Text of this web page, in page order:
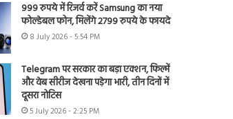
999 रुपये में रिजर्व करें Samsung का नया
फोल्डेबल फोन, मिलेंगे 2799 रुपये के फायदे
8 July 2026 - 5:54 PM
Telegram पर सरकार का बड़ा एक्शन, फिल्में
और वेब सीरीज देखना पड़ेगा भारी, तीन दिनों में
दूसरा नोटिस
5 July 2026 - 2:25 PM